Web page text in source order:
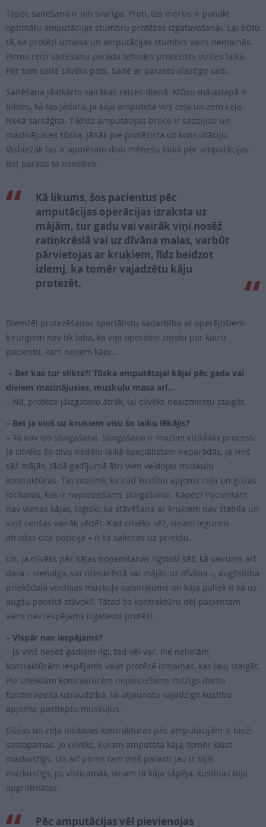
Tāpēc saitēšana ir ļoti svarīga. Proti, tās mērķis ir panākt
optimālu amputācijas stumbru protēzes izgatavošanai. Lai būtu
tā, ka protēzi uztaisa un amputācijas stumbrs vairs nemainās.
Pirmo reizi saitēšanu parāda tehniķis protēzists vizītes laikā.
Pēc tam saitē cilvēks pats. Saitē ar parasto elastīgo saiti.
Saitēšana jāatkārto vairākas reizes dienā. Mūsu mājaslapā ir
bildes, kā tas jādara, ja kāja amputēta virs ceļa un zem ceļa.
Nekā sarežģīta. Tiklīdz amputācijas brūce ir sadzijusi un
mazinājusies tūska, jānāk pie protēzista uz konsultāciju.
Visbiežāk tas ir apmēram divu mēnešu laikā pēc amputācijas.
Bet parasti tā nenotiek.
Kā likums, šos pacientus pēc
amputācijas operācijas izraksta uz
mājām, tur gadu vai vairāk viņi nosēž
ratiņkrēslā vai uz dīvāna malas, varbūt
pārvietojas ar kruķiem, līdz beidzot
izlemj, ka tomēr vajadzētu kāju
protezēt.
Diemžēl protezēšanas speciālistu sadarbība ar operējošiem
ķirurgiem nav tik laba, ka viņi operatīvi ziņotu par katru
pacientu, kam noņem kāju…
– Bet kas tur slikts?! Tūska amputētajai kājai pēc gada vai
diviem mazinājusies, muskuļu masa arī…
– Nē, protēze jāizgatavo ātrāk, lai cilvēks neaizmirstu staigāt.
– Bet ja viņš uz kruķiem visu šo laiku lēkājis?
– Tā nav īsti staigāšana. Staigāšana ir mazliet citādāks process.
Ja cilvēks šo divu nedēļu laikā speciālistam neparādās, ja viņš
sēž mājās, tādā gadījumā ātri vien veidojas muskuļu
kontraktūras. Tas nozīmē, ka zūd kustību apjoms ceļa un gūžas
locītavās, kas ir nepieciešams staigāšanai. Kāpēc? Pacientam
nav vienas kājas, loģiski, ka stāvēšana ar kruķiem nav stabila un
viņš cenšas vairāk sēdēt. Kad cilvēks sēž, viņam iegurnis
atrodas citā pozīcijā – it kā saliecas uz priekšu.
Un, ja cilvēks pēc kājas noņemšanas ilgstoši sēž, kā vairums arī
dara – vienalga, vai riteņkrēslā vai mājās uz dīvāna –, augšstilba
priekšdaļā veidojas muskuļa saīsinājums un kāja paliek it kā uz
augšu paceltā stāvoklī. Tātad šo kontraktūru dēļ pacientam
vairs nav iespējams izgatavot protēzi.
– Vispār nav iespējams?
– Ja viņš nesēž gadiem ilgi, tad vēl var. Pie nelielām
kontraktūrām iespējams veikt protēzē izmaiņas, kas ļauj staigāt.
Pie izteiktām kontraktūrām nepieciešams milzīgs darbs
fizioterapeita uzraudzībā, lai atjaunotu vajadzīgo kustību
apjomu, pastieptu muskuļus.
Gūžas un ceļa locītavas kontraktūras pēc amputācijām ir bieži
sastopamas. Jo cilvēks, kuram amputēta kāja, tomēr kļūst
mazkustīgs. Un arī pirms tam viņš parasti jau ir bijis
mazkustīgs, jo, visticamāk, viņam tā kāja sāpēja, kustības bija
apgrūtinātas.
Pēc amputācijas vēl pievienojas